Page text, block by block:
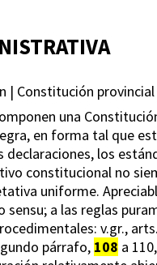
| Constitución
una
en forma tal que
declaraciones, los
constitucional no
uniforme.
a las reglas
v.gr.,
párrafo, 108 a